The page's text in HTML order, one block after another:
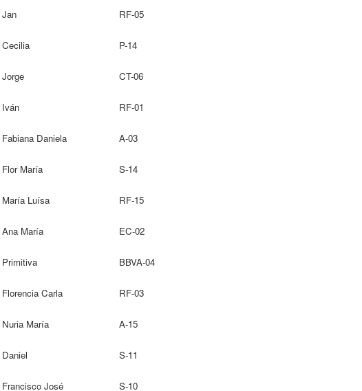
Jan RF-05
Cecilia P-14
Jorge CT-06
Iván RF-01
Fabiana Daniela A-03
Flor María S-14
María Luísa RF-15
Ana María EC-02
Primitiva BBVA-04
Florencia Carla RF-03
Nuria María A-15
Daniel S-11
Francisco José S-10